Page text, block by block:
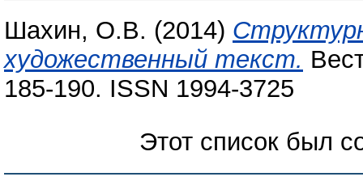
Шахин, О.В. (2014)
художественный текст.
185-190. ISSN 1994-3725
Этот список был